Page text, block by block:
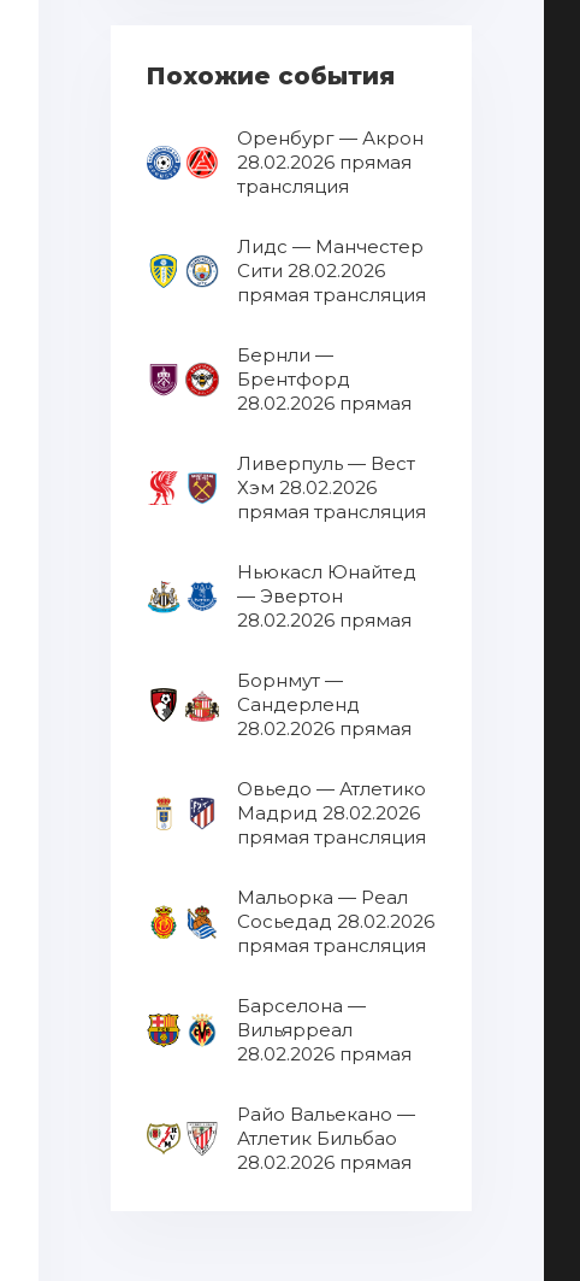
Похожие события
Оренбург — Акрон
28.02.2026 прямая
трансляция
Лидс — Манчестер
Сити 28.02.2026
прямая трансляция
Бернли —
Брентфорд
28.02.2026 прямая
Ливерпуль — Вест
Хэм 28.02.2026
прямая трансляция
Ньюкасл Юнайтед
— Эвертон
28.02.2026 прямая
Борнмут —
Сандерленд
28.02.2026 прямая
Овьедо — Атлетико
Мадрид 28.02.2026
прямая трансляция
Мальорка — Реал
Сосьедад 28.02.2026
прямая трансляция
Барселона —
Вильярреал
28.02.2026 прямая
Райо Вальекано —
Атлетик Бильбао
28.02.2026 прямая